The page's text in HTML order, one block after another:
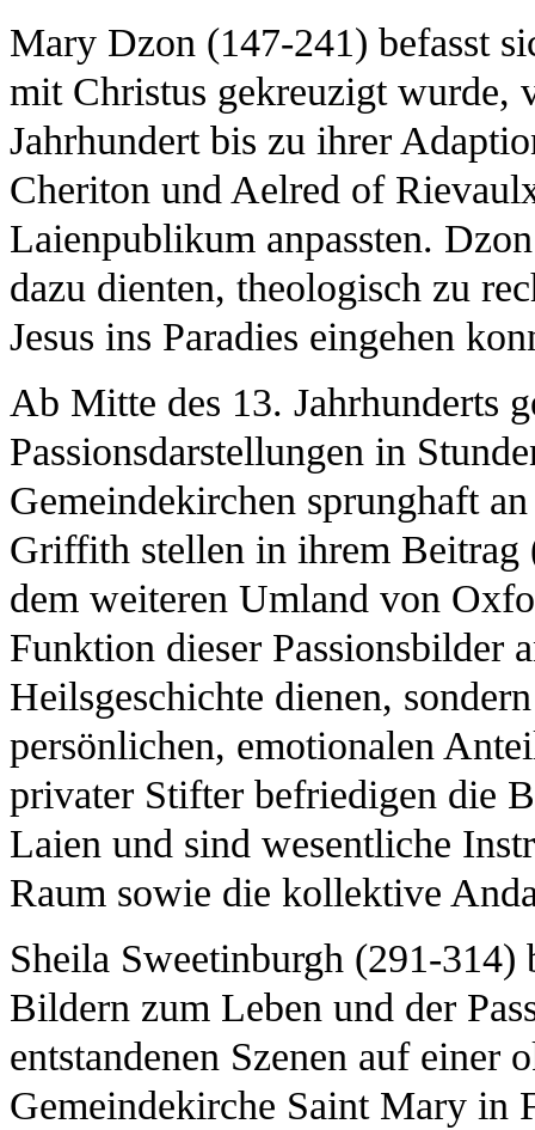
Mary Dzon (147-241) befasst
mit Christus gekreuzigt wurde,
Jahrhundert bis zu ihrer
Cheriton und Aelred of
Laienpublikum anpassten.
dazu dienten, theologisch zu
Jesus ins Paradies eingehen
Ab Mitte des 13. Jahrhunderts
Passionsdarstellungen in
Gemeindekirchen sprunghaft
Griffith stellen in ihrem Beitrag
dem weiteren Umland von
Funktion dieser Passionsbilder
Heilsgeschichte dienen,
persönlichen, emotionalen
privater Stifter befriedigen die
Laien und sind wesentliche
Raum sowie die kollektive
Sheila Sweetinburgh (291-
Bildern zum Leben und der
entstandenen Szenen auf einer
Gemeindekirche Saint Mary in